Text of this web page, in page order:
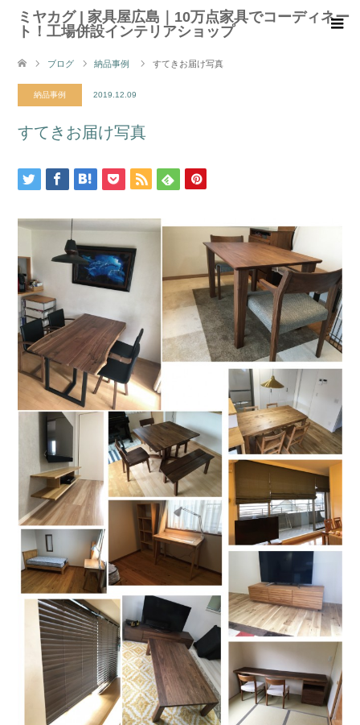
ミヤカグ | 家具屋広島｜10万点家具でコーディネー
ト！工場併設インテリアショップ
ブログ 納品事例 すてきお届け写真
納品事例 2019.12.09
すてきお届け写真